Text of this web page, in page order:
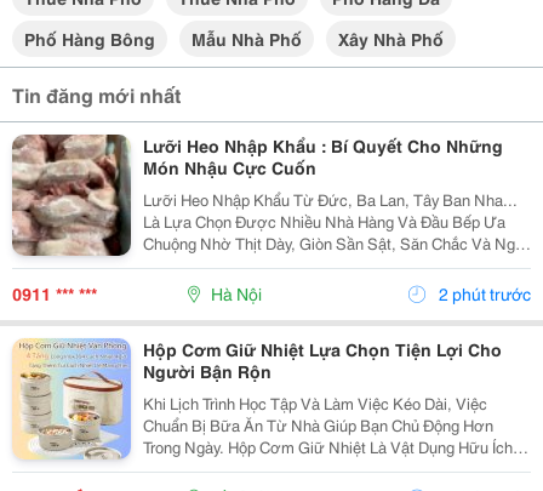
Phố Hàng Bông
Mẫu Nhà Phố Xây Nhà Phố
Tin đăng mới nhất
Lưỡi Heo Nhập Khẩu : Bí Quyết Cho Những
Món Nhậu Cực Cuốn
Lưỡi Heo Nhập Khẩu Từ Đức, Ba Lan, Tây Ban Nha...
Là Lựa Chọn Được Nhiều Nhà Hàng Và Đầu Bếp Ưa
Chuộng Nhờ Thịt Dày, Giòn Sần Sật, Săn Chắc Và Ngọt
Tự Nhiên . Sau Chế Biến, Lưỡi Vẫn Giữ Được Độ Giòn
Dai Đặc Trưng, Tạo Cảm Giác Hấp Dẫn Ngay Từ
Miếng...
0911 *** *** Hà Nội 2 phút trước
Hộp Cơm Giữ Nhiệt Lựa Chọn Tiện Lợi Cho
Người Bận Rộn
Khi Lịch Trình Học Tập Và Làm Việc Kéo Dài, Việc
Chuẩn Bị Bữa Ăn Từ Nhà Giúp Bạn Chủ Động Hơn
Trong Ngày. Hộp Cơm Giữ Nhiệt Là Vật Dụng Hữu Ích,
Hỗ Trợ Mang Theo Cơm Và Các Món Ăn Một Cách Gọn